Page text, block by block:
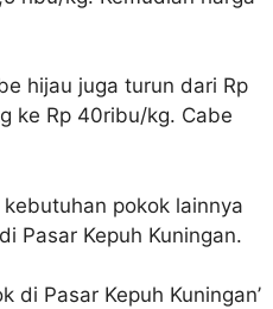
hijau juga turun dari Rp
ke Rp 40ribu/kg. Cabe
pokok lainnya
Pasar Kepuh Kuningan.
Pasar Kepuh Kuningan’